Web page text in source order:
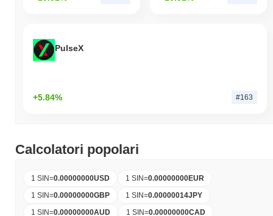
PulseX
+5.84% #163
Calcolatori popolari
1 SIN=0.00000000USD 1 SIN=0.00000000EUR
1 SIN=0.00000000GBP 1 SIN=0.00000014JPY
1 SIN=0.00000000AUD 1 SIN=0.00000000CAD